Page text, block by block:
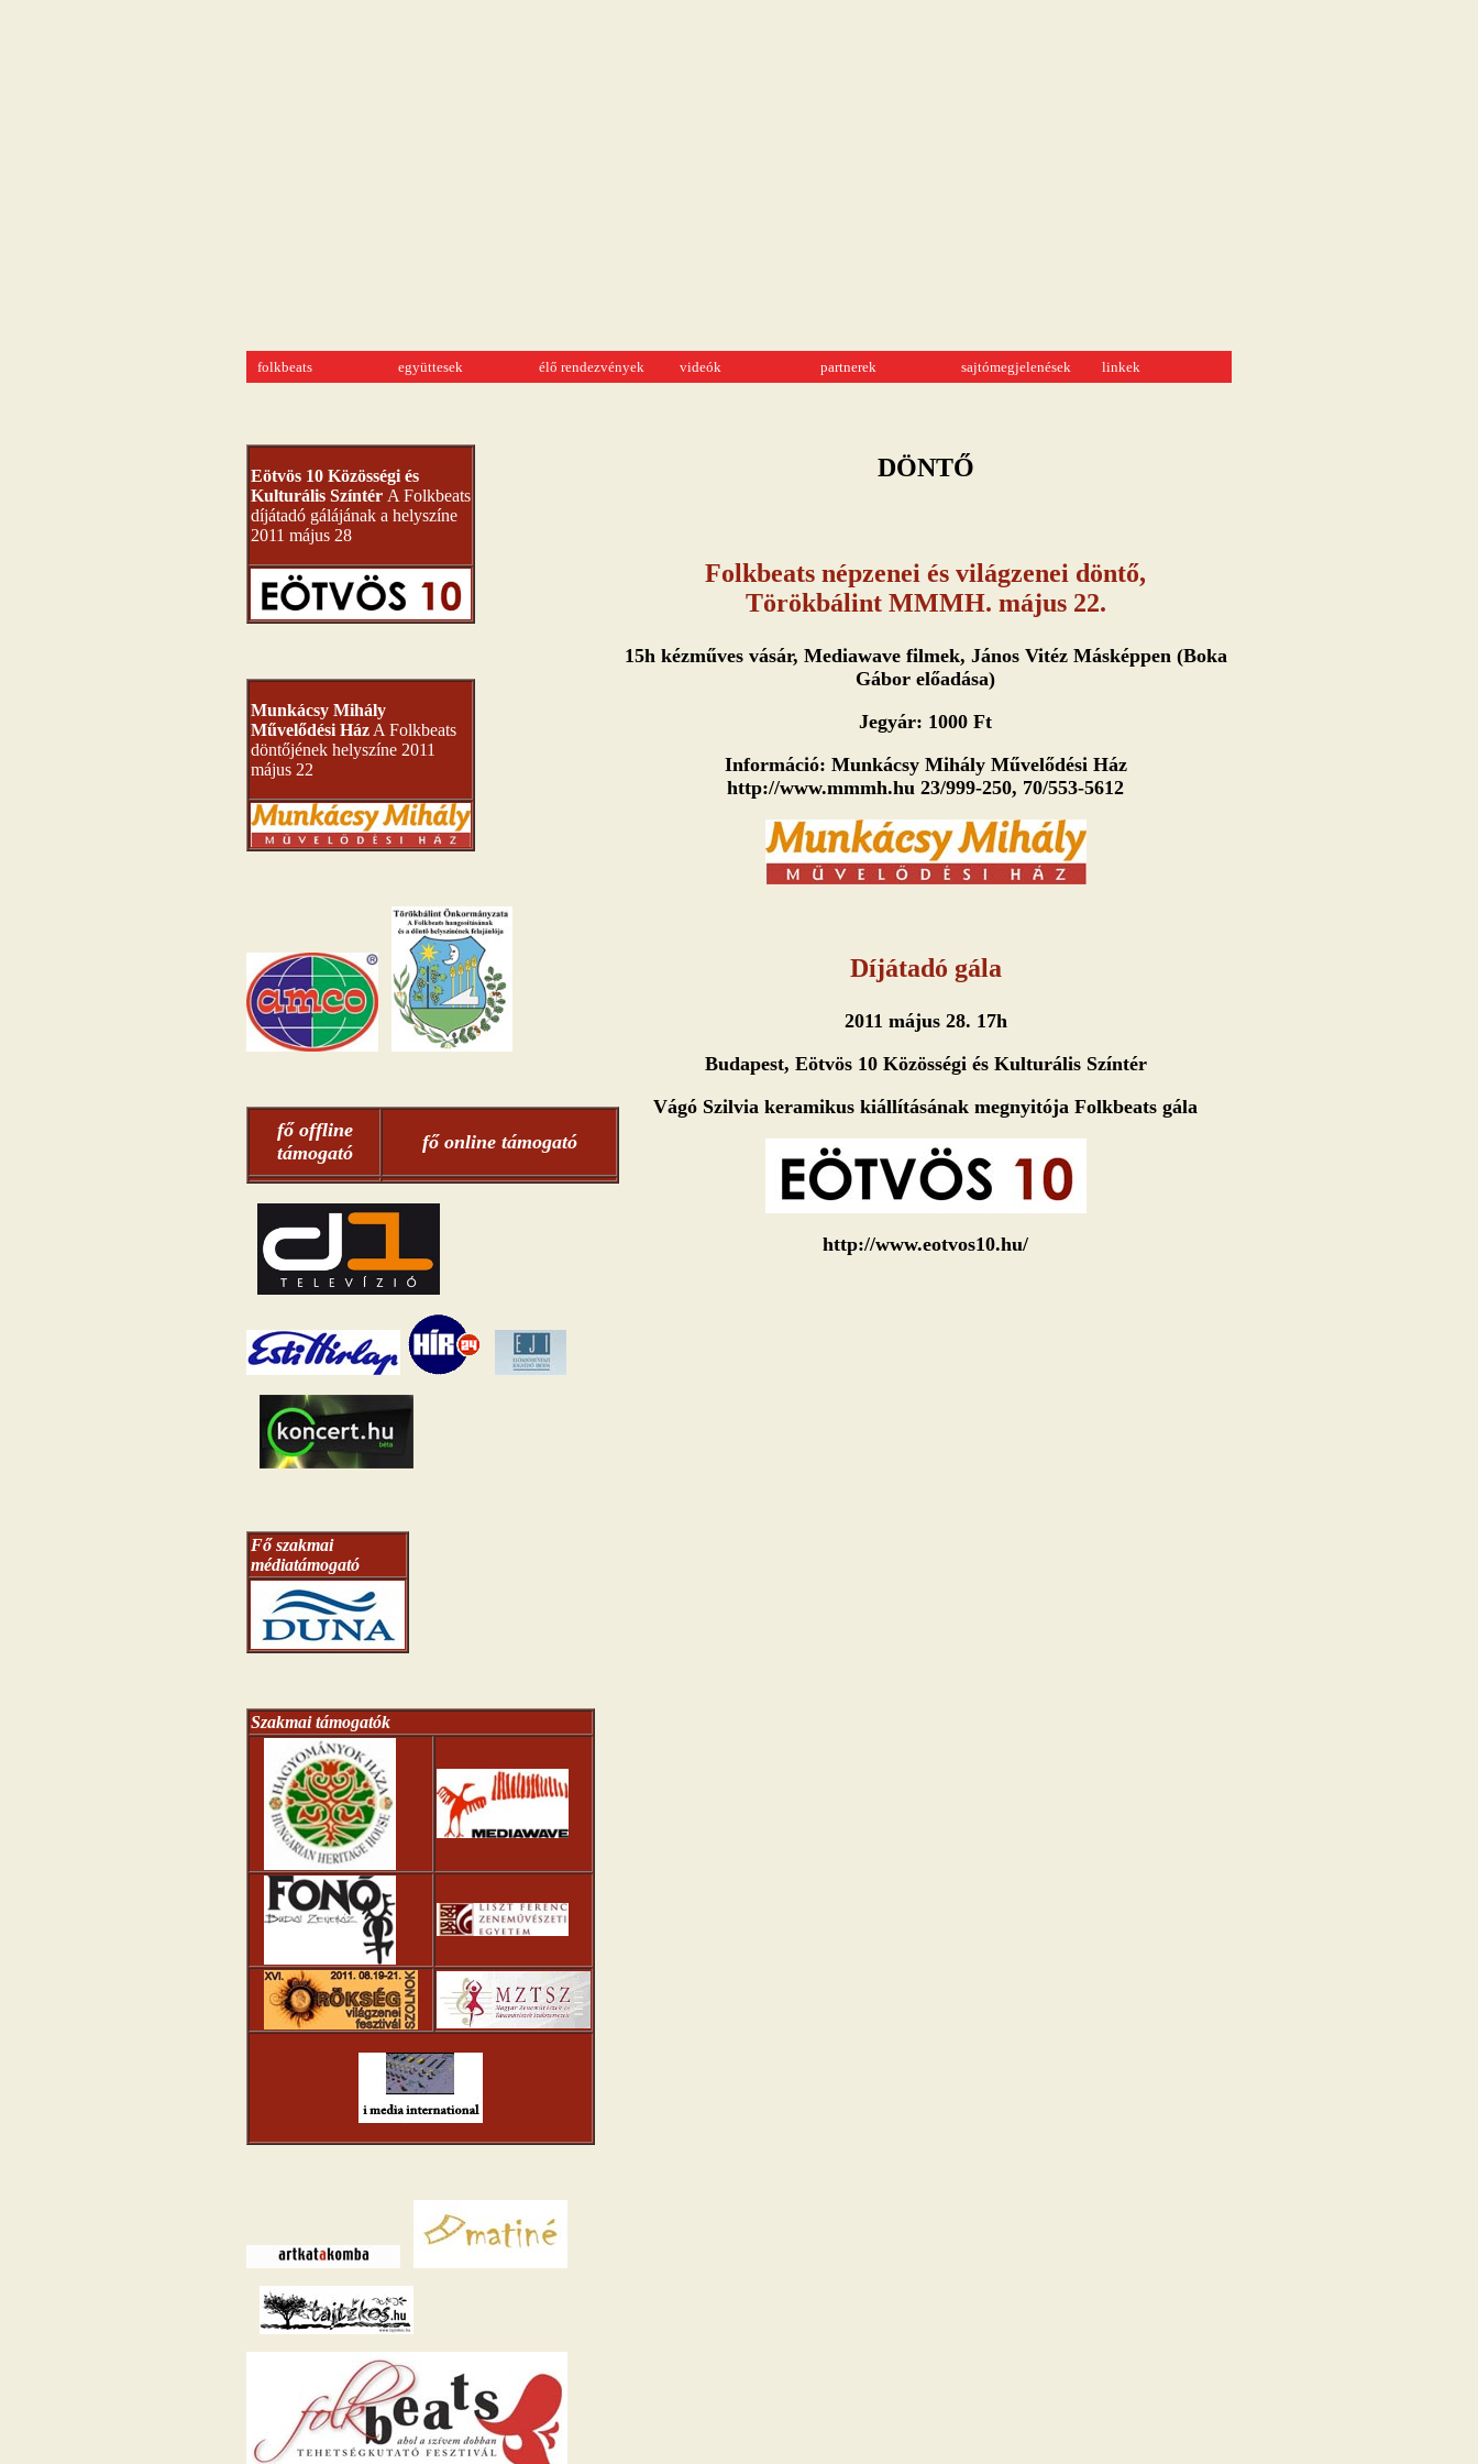
folkbeats együttesek élő rendezvények videók partnerek sajtómegjelenések linkek
Eötvös 10 Közösségi és
Kulturális Színtér A Folkbeats
díjátadó gálájának a helyszíne
2011 május 28
Munkácsy Mihály
Művelődési Ház A Folkbeats
döntőjének helyszíne 2011
május 22
fő offline
támogató
fő online támogató
Fő szakmai
médiatámogató
Szakmai támogatók
DÖNTŐ
Folkbeats népzenei és világzenei döntő,
Törökbálint MMMH. május 22.
15h kézműves vásár, Mediawave filmek, János Vitéz Másképpen (Boka
Gábor előadása)
Jegyár: 1000 Ft
Információ: Munkácsy Mihály Művelődési Ház
http://www.mmmh.hu 23/999-250, 70/553-5612
Díjátadó gála
2011 május 28. 17h
Budapest, Eötvös 10 Közösségi és Kulturális Színtér
Vágó Szilvia keramikus kiállításának megnyitója Folkbeats gála
http://www.eotvos10.hu/